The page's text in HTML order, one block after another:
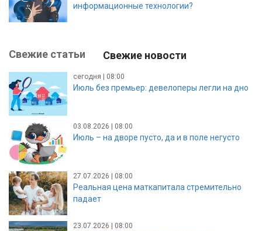
информационные технологии?
Свежие статьи Свежие новости
сегодня | 08:00
Июль без премьер: девелоперы легли на дно
03.08.2026 | 08:00
Июль – на дворе пусто, да и в поле негусто
27.07.2026 | 08:00
Реальная цена маткапитала стремительно
падает
23.07.2026 | 08:00